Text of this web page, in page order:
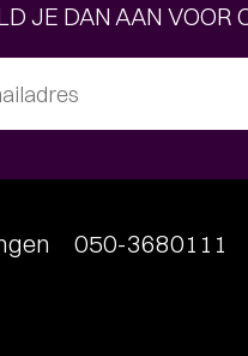
JE DAN AAN VOOR
050-3680111